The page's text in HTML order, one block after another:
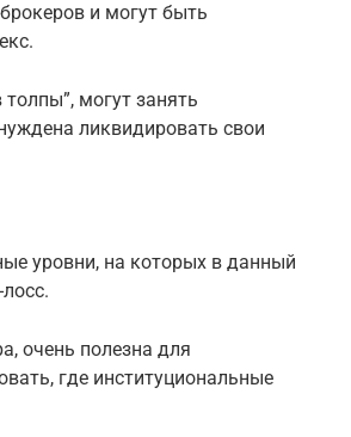
и могут быть
могут занять
ликвидировать свои
уровни, на которых в данный
очень полезна для
где институциональные